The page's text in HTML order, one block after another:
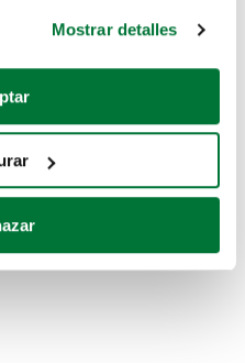
su ubicación geográfica
activamente
específicas (huellas
cómo se procesan sus
Mostrar detalles